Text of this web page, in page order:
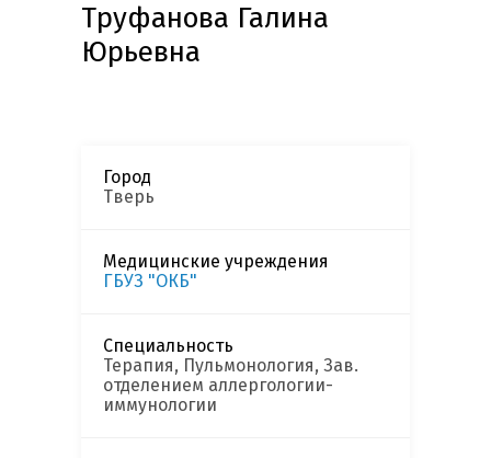
Труфанова Галина
Юрьевна
Город
Тверь
Медицинские учреждения
ГБУЗ "ОКБ"
Специальность
Терапия, Пульмонология, Зав.
отделением аллергологии-
иммунологии